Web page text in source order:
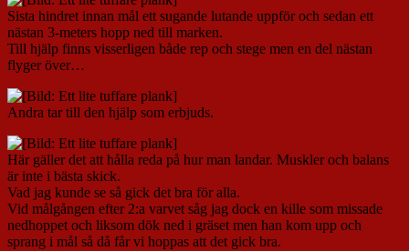
Sista hindret innan mål ett sugande lutande uppför och sedan ett
nästan 3-meters hopp ned till marken.
Till hjälp finns visserligen både rep och stege men en del nästan
flyger över…
Andra tar till den hjälp som erbjuds.
Här gäller det att hålla reda på hur man landar. Muskler och balans
är inte i bästa skick.
Vad jag kunde se så gick det bra för alla.
Vid målgången efter 2:a varvet såg jag dock en kille som missade
nedhoppet och liksom dök ned i gräset men han kom upp och
sprang i mål så då får vi hoppas att det gick bra.